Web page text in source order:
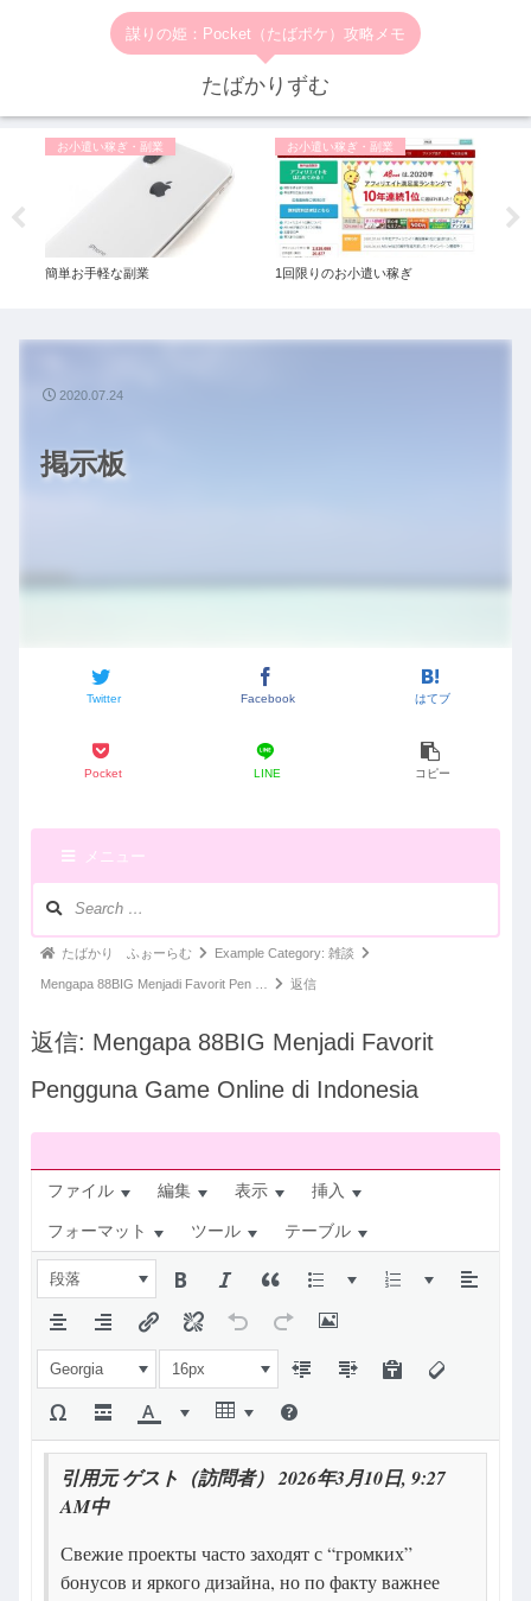
謀りの姫：Pocket（たばポケ）攻略メモ
たばかりずむ
お小遣い稼ぎ・副業
簡単お手軽な副業
お小遣い稼ぎ・副業
1回限りのお小遣い稼ぎ
掲示板
Twitter Facebook はてブ
Pocket LINE コピー
2020.07.24
メニュー
ゲ
シ
ン：
パ
ン
ず
たばかり ふぉーらむ Example Category: 雑談
Mengapa 88BIG Menjadi Favorit Pen … 返信
返信: Mengapa 88BIG Menjadi Favorit
Pengguna Game Online di Indonesia
ファイル 編集 表示 挿入
フォーマット ツール テーブル
段落
Georgia 16px